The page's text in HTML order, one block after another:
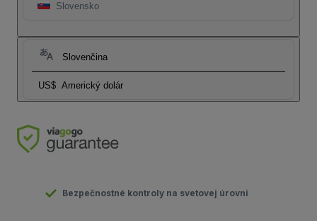
Slovensko
Slovenčina
US$ Americký dolár
Bezpečnostné kontroly na svetovej úrovni